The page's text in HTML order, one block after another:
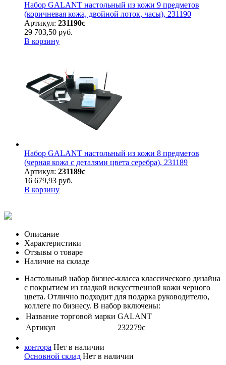
Набор GALANT настольный из кожи 9 предметов
(коричневая кожа, двойной лоток, часы), 231190
Артикул: 231190с
29 703,50 руб.
В корзину
Набор GALANT настольный из кожи 8 предметов
(черная кожа с деталями цвета серебра), 231189
Артикул: 231189с
16 679,93 руб.
В корзину
Описание
Характеристики
Отзывы о товаре
Наличие на складе
Настольный набор бизнес-класса классического дизайна
с покрытием из гладкой искусственной кожи черного
цвета. Отлично подходит для подарка руководителю,
коллеге по бизнесу. В набор включены:
Название торговой марки GALANT
Артикул
232279с
контора Нет в наличии
Основной склад Нет в наличии